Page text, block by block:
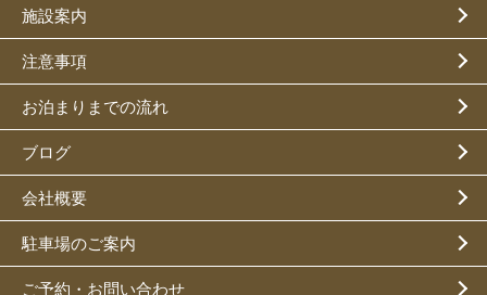
施設案内
注意事項
お泊まりまでの流れ
ブログ
会社概要
駐車場のご案内
ご予約・お問い合わせ